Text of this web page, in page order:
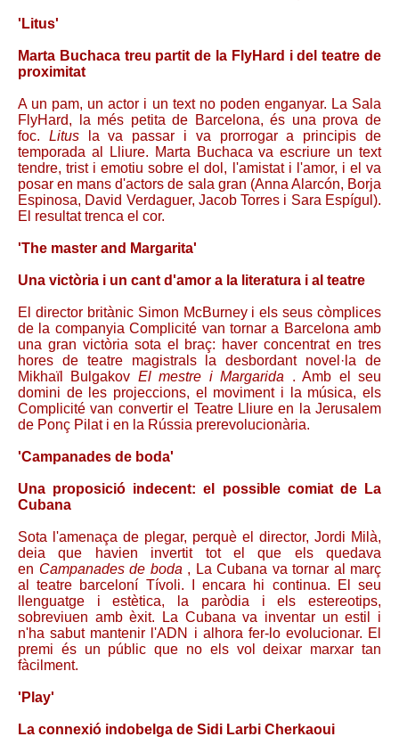
'Litus'
Marta Buchaca treu partit de la FlyHard i del teatre de
proximitat
A un pam, un actor i un text no poden enganyar. La Sala
FlyHard, la més petita de Barcelona, és una prova de
foc. Litusla va passar i va prorrogar a principis de
temporada al Lliure. Marta Buchaca va escriure un text
tendre, trist i emotiu sobre el dol, l'amistat i l'amor, i el va
posar en mans d'actors de sala gran (Anna Alarcón, Borja
Espinosa, David Verdaguer, Jacob Torres i Sara Espígul).
El resultat trenca el cor.
'The master and Margarita'
Una victòria i un cant d'amor a la literatura i al teatre
El director britànic Simon McBurney i els seus còmplices
de la companyia Complicité van tornar a Barcelona amb
una gran victòria sota el braç: haver concentrat en tres
hores de teatre magistrals la desbordant novel·la de
Mikhaïl Bulgakov El mestre i Margarida . Amb el seu
domini de les projeccions, el moviment i la música, els
Complicité van convertir el Teatre Lliure en la Jerusalem
de Ponç Pilat i en la Rússia prerevolucionària.
'Campanades de boda'
Una proposició indecent: el possible comiat de La
Cubana
Sota l'amenaça de plegar, perquè el director, Jordi Milà,
deia que havien invertit tot el que els quedava
en Campanades de boda , La Cubana va tornar al març
al teatre barceloní Tívoli. I encara hi continua. El seu
llenguatge i estètica, la paròdia i els estereotips,
sobreviuen amb èxit. La Cubana va inventar un estil i
n'ha sabut mantenir l'ADN i alhora fer-lo evolucionar. El
premi és un públic que no els vol deixar marxar tan
fàcilment.
'Play'
La connexió indobelga de Sidi Larbi Cherkaoui